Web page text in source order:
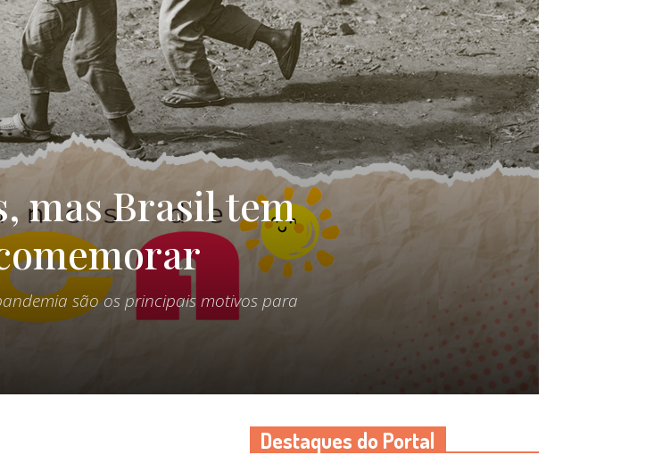
mas Brasil tem
são os principais motivos para
Destaques do Portal